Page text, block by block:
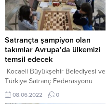
kurulu üyelerinden Alime
Aydoğan, yarışmanın kuralları ve
puanlama sistemi ile ilgili bilgi
aktardı. Ardından jüri üyeliğini
Kocaeli İl Müftülüğü
vaizelerinden Aysel...
Satrançta şampiyon olan
takımlar Avrupa’da ülkemizi
temsil edecek
Kocaeli Büyükşehir Belediyesi ve
Türkiye Satranç Federasyonu
işbirliğinde 6-10 Haziran 2022
tarihlerinde Türkiye Küçükler ve
08.06.2022 0